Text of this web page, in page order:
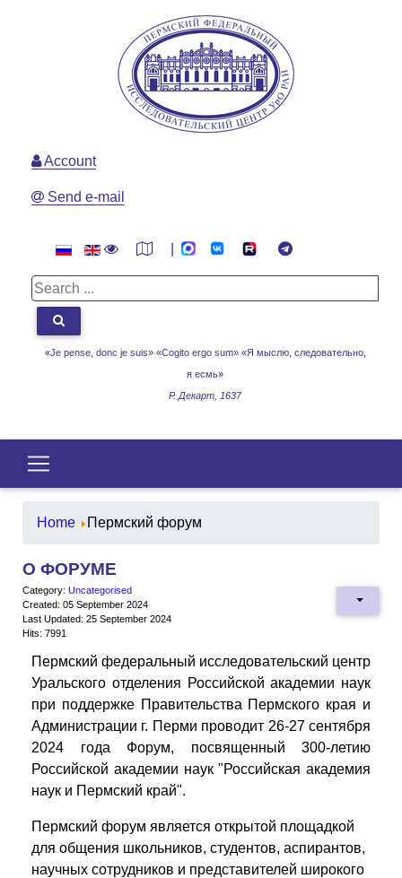
«Je pense, donc je suis» «Cogito ergo sum» «Я мыслю, следовательно,
я есмь»
Р. Декарт, 1637
Account
Send e-mail
Home Пермский форум
О ФОРУМЕ
Category: Uncategorised
Created: 05 September 2024
Last Updated: 25 September 2024
Hits: 7991
Пермский федеральный исследовательский центр
Уральского отделения Российской академии наук
при поддержке Правительства Пермского края и
Администрации г. Перми проводит 26-27 сентября
2024 года Форум, посвященный 300-летию
Российской академии наук "Российская академия
наук и Пермский край".
Пермский форум является открытой площадкой
для общения школьников, студентов, аспирантов,
научных сотрудников и представителей широкого